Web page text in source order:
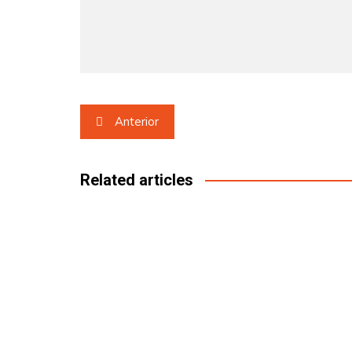
Navegación
de
entradas
Anterior
Related articles